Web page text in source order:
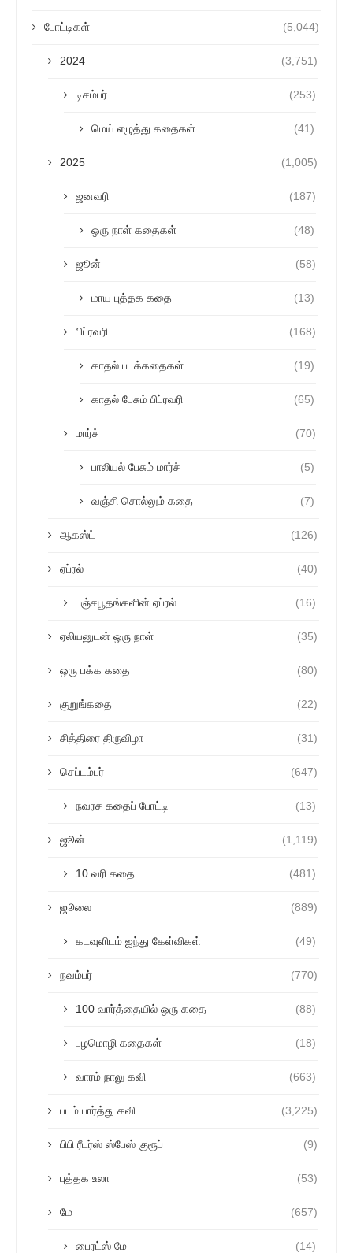
போட்டிகள் (5,044)
2024 (3,751)
டிசம்பர் (253)
மெய் எழுத்து கதைகள் (41)
2025 (1,005)
ஜனவரி (187)
ஒரு நாள் கதைகள் (48)
ஜூன் (58)
மாய புத்தக கதை (13)
பிப்ரவரி (168)
காதல் படக்கதைகள் (19)
காதல் பேசும் பிப்ரவரி (65)
மார்ச் (70)
பாலியல் பேசும் மார்ச் (5)
வஞ்சி சொல்லும் கதை (7)
ஆகஸ்ட் (126)
ஏப்ரல் (40)
பஞ்சபூதங்களின் ஏப்ரல் (16)
ஏலியனுடன் ஒரு நாள் (35)
ஒரு பக்க கதை (80)
குறுங்கதை (22)
சித்திரை திருவிழா (31)
செப்டம்பர் (647)
நவரச கதைப் போட்டி (13)
ஜூன் (1,119)
10 வரி கதை (481)
ஜூலை (889)
கடவுளிடம் ஐந்து கேள்விகள் (49)
நவம்பர் (770)
100 வார்த்தையில் ஒரு கதை (88)
பழமொழி கதைகள் (18)
வாரம் நாலு கவி (663)
படம் பார்த்து கவி (3,225)
பிபி ரீடர்ஸ் ஸ்பேஸ் குரூப் (9)
புத்தக உலா (53)
மே (657)
பைரட்ஸ் மே (14)